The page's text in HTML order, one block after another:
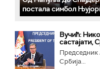
постала симбол
Вучић:
састајати,
Председник
Србија...